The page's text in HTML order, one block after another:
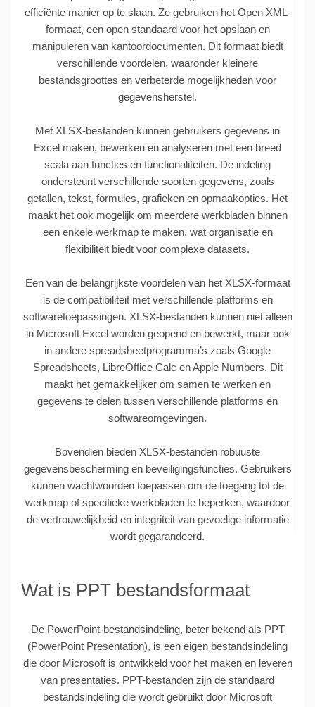
efficiënte manier op te slaan. Ze gebruiken het Open XML-
formaat, een open standaard voor het opslaan en
manipuleren van kantoordocumenten. Dit formaat biedt
verschillende voordelen, waaronder kleinere
bestandsgroottes en verbeterde mogelijkheden voor
gegevensherstel.
Met XLSX-bestanden kunnen gebruikers gegevens in
Excel maken, bewerken en analyseren met een breed
scala aan functies en functionaliteiten. De indeling
ondersteunt verschillende soorten gegevens, zoals
getallen, tekst, formules, grafieken en opmaakopties. Het
maakt het ook mogelijk om meerdere werkbladen binnen
een enkele werkmap te maken, wat organisatie en
flexibiliteit biedt voor complexe datasets.
Een van de belangrijkste voordelen van het XLSX-formaat
is de compatibiliteit met verschillende platforms en
softwaretoepassingen. XLSX-bestanden kunnen niet alleen
in Microsoft Excel worden geopend en bewerkt, maar ook
in andere spreadsheetprogramma’s zoals Google
Spreadsheets, LibreOffice Calc en Apple Numbers. Dit
maakt het gemakkelijker om samen te werken en
gegevens te delen tussen verschillende platforms en
softwareomgevingen.
Bovendien bieden XLSX-bestanden robuuste
gegevensbescherming en beveiligingsfuncties. Gebruikers
kunnen wachtwoorden toepassen om de toegang tot de
werkmap of specifieke werkbladen te beperken, waardoor
de vertrouwelijkheid en integriteit van gevoelige informatie
wordt gegarandeerd.
Wat is PPT bestandsformaat
De PowerPoint-bestandsindeling, beter bekend als PPT
(PowerPoint Presentation), is een eigen bestandsindeling
die door Microsoft is ontwikkeld voor het maken en leveren
van presentaties. PPT-bestanden zijn de standaard
bestandsindeling die wordt gebruikt door Microsoft